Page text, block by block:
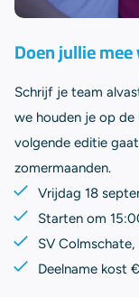
Doen jullie
Schrijf je team
we houden je op de
volgende editie
zomermaanden.
Vrijdag 18
Starten om
SV Colmschate,
Deelname kost